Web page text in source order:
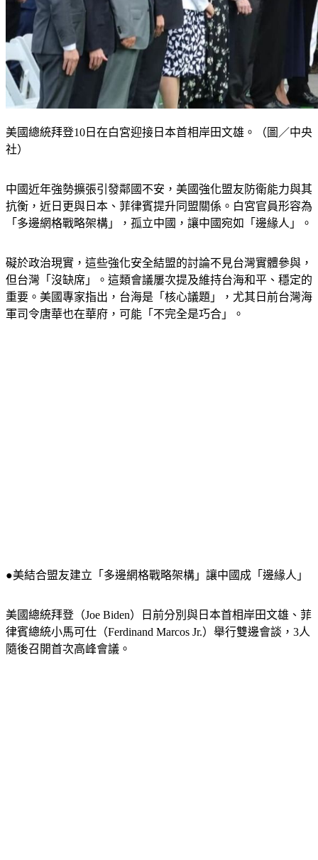
美國總統拜登10日在白宮迎接日本首相岸田文雄。（圖／中央
社）
中國近年強勢擴張引發鄰國不安，美國強化盟友防衛能力與其
抗衡，近日更與日本、菲律賓提升同盟關係。白宮官員形容為
「多邊網格戰略架構」，孤立中國，讓中國宛如「邊緣人」。
礙於政治現實，這些強化安全結盟的討論不見台灣實體參與，
但台灣「沒缺席」。這類會議屢次提及維持台海和平、穩定的
重要。美國專家指出，台海是「核心議題」，尤其日前台灣海
軍司令唐華也在華府，可能「不完全是巧合」。
●美結合盟友建立「多邊網格戰略架構」讓中國成「邊緣人」
美國總統拜登（Joe Biden）日前分別與日本首相岸田文雄、菲
律賓總統小馬可仕（Ferdinand Marcos Jr.）舉行雙邊會談，3人
隨後召開首次高峰會議。